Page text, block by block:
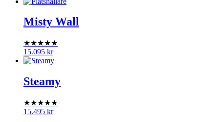
Misty Wall
★★★★★
15.095 kr
Steamy
★★★★★
15.495 kr